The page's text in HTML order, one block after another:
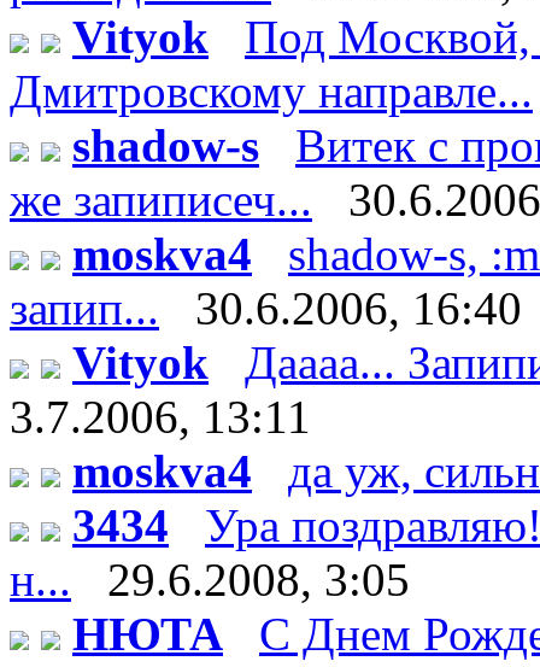
Vityok
Под Москвой,
Дмитровскому направле...
shadow-s
Витек с
же запиписеч...
moskva4
shadow-s,
запип...
30.6.2006, 16:40
Vityok
Даааа...
3.7.2006, 13:11
moskva4
да уж,
3434
Ура
н...
29.6.2008, 3:05
НЮТА
С Днем